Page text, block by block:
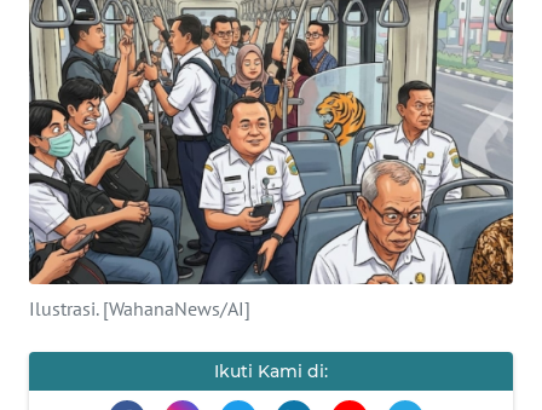
Ilustrasi. [WahanaNews/AI]
Ikuti Kami di:
KESEHATAN
INTERNASIONAL
SERBA-SERBI
PENDIDIKAN
OLAHRAGA